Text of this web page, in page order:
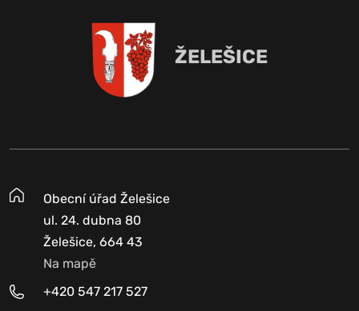
ŽELEŠICE
Obecní úřad Želešice
ul. 24. dubna 80
Želešice, 664 43
Na mapě
+420 547 217 527